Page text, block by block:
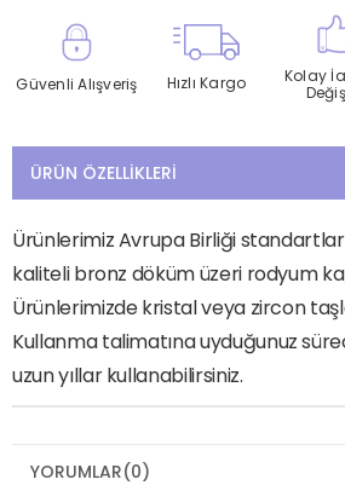
Güvenli Alışveriş Hızlı Kargo
Kolay
ÜRÜN ÖZELLIKLERI
Ürünlerimiz Avrupa Birliği
kaliteli bronz döküm üzeri rodyum
Ürünlerimizde kristal veya zircon
Kullanma talimatına uyduğunuz
uzun yıllar kullanabilirsiniz.
YORUMLAR(0)